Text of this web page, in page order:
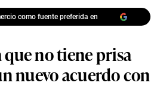
como fuente preferida en
no tiene prisa
nuevo acuerdo con